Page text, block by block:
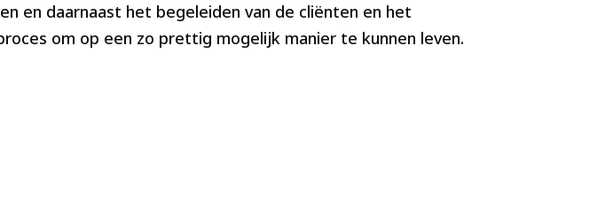
en daarnaast het begeleiden van de cliënten en het
om op een zo prettig mogelijk manier te kunnen leven.